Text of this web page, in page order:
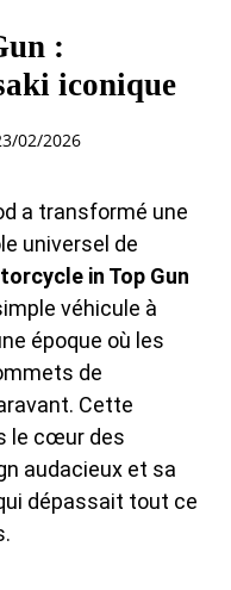
:
iconique
02/2026
a transformé une
universel de
in Top Gun
véhicule à
époque où les
de
Cette
le cœur des
audacieux et sa
dépassait tout ce